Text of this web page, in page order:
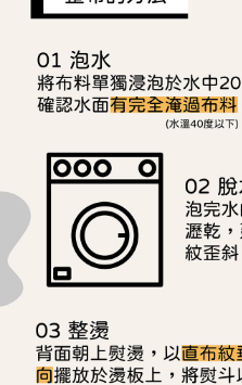
【注意事項】
１．透過由恩沛科技股份有限公司提
易，需依本服務之必要範圍內提供個
權轉讓予恩沛科技股份有限公司。
２．關於個人資料處理事宜，請瀏覽
https://aftee.tw/terms/#terms3
３．未成年的使用者請事先徵得法
「AFTEE先享後付」，若未經同意
任。
４．使用「AFTEE先享後付」時，
時審查核予不同之上限額度；若仍有
請求用戶進行身份認證。
５．嚴禁一人註冊多個帳號或使用他
恩沛科技股份有限公司將有權停止該